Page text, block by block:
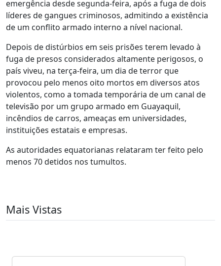
emergência desde segunda-feira, após a fuga de dois
líderes de gangues criminosos, admitindo a existência
de um conflito armado interno a nível nacional.
Depois de distúrbios em seis prisões terem levado à
fuga de presos considerados altamente perigosos, o
país viveu, na terça-feira, um dia de terror que
provocou pelo menos oito mortos em diversos atos
violentos, como a tomada temporária de um canal de
televisão por um grupo armado em Guayaquil,
incêndios de carros, ameaças em universidades,
instituições estatais e empresas.
As autoridades equatorianas relataram ter feito pelo
menos 70 detidos nos tumultos.
Mais Vistas